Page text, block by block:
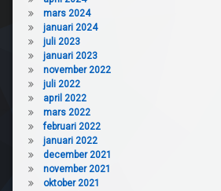
mars 2024
januari 2024
juli 2023
januari 2023
november 2022
juli 2022
april 2022
mars 2022
februari 2022
januari 2022
december 2021
november 2021
oktober 2021